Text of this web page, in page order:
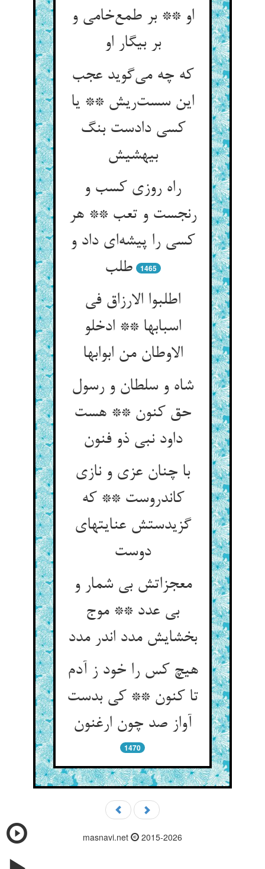
او ** بر طمع‌خامی و
بر بیگار او
که چه می‌گوید عجب
این سست‌ریش ** یا
کسی دادست بنگ
بیهشیش
راه روزی کسب و
رنجست و تعب ** هر
کسی را پیشه‌ای داد و
طلب
1465
اطلبوا الارزاق فی
اسبابها ** ادخلو
الاوطان من ابوابها
شاه و سلطان و رسول
حق کنون ** هست
داود نبی ذو فنون
با چنان عزی و نازی
کاندروست ** که
گزیدستش عنایتهای
دوست
معجزاتش بی شمار و
بی عدد ** موج
بخشایش مدد اندر مدد
هیچ کس را خود ز آدم
تا کنون ** کی بدست
آواز صد چون ارغنون
1470
masnavi.net 2015-2026